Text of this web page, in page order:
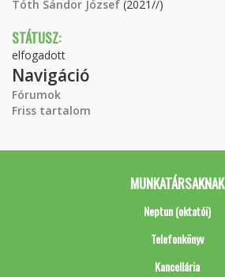
Tóth Sándor József (2021//)
STÁTUSZ:
elfogadott
Navigáció
Fórumok
Friss tartalom
MUNKATÁRSAKNAK
Neptun (oktatói)
Telefonkönyv
Kancellária